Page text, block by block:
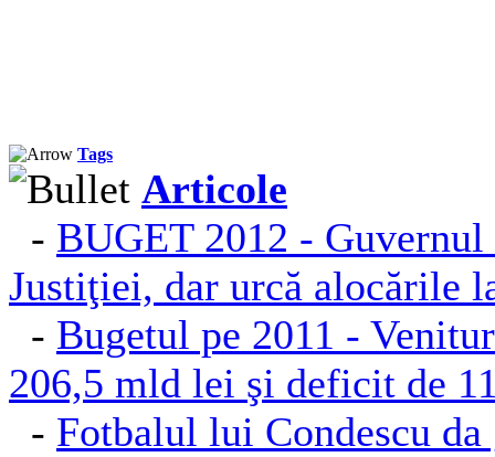
Tags
Articole
- BUGET 2012 -
Justiţiei, dar urcă alocările
- Bugetul pe 2011 -
206,5 mld lei şi deficit de
- Fotbalul lui Condescu